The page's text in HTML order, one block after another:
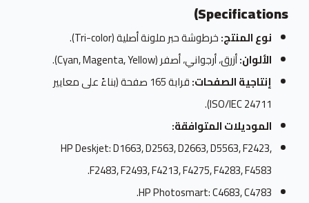
Specifications)
نوع المنتج:خرطوشة حبر ملونة أصلية (Tri-color).
الألوان:أزرق، أرجواني، أصفر (Cyan, Magenta, Yellow).
إنتاجية الصفحات:
قرابة 165 صفحة (بناءً على معايير
ISO/IEC 24711).
الموديلات المتوافقة:
HP Deskjet: D1663, D2563, D2663, D5563, F2423,
F2483, F2493, F4213, F4275, F4283, F4583.
HP Photosmart: C4683, C4783.